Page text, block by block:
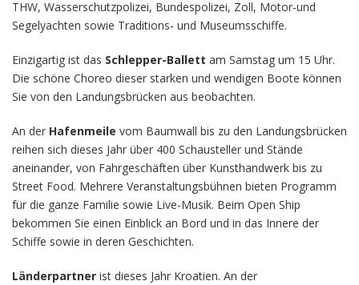
THW, Wasserschutzpolizei, Bundespolizei, Zoll, Motor-und
Segelyachten sowie Traditions- und Museumsschiffe.
Einzigartig ist das Schlepper-Ballett am Samstag um 15 Uhr.
Die schöne Choreo dieser starken und wendigen Boote können
Sie von den Landungsbrücken aus beobachten.
An der Hafenmeile vom Baumwall bis zu den Landungsbrücken
reihen sich dieses Jahr über 400 Schausteller und Stände
aneinander, von Fahrgeschäften über Kunsthandwerk bis zu
Street Food. Mehrere Veranstaltungsbühnen bieten Programm
für die ganze Familie sowie Live-Musik. Beim Open Ship
bekommen Sie einen Einblick an Bord und in das Innere der
Schiffe sowie in deren Geschichten.
Länderpartner ist dieses Jahr Kroatien. An der